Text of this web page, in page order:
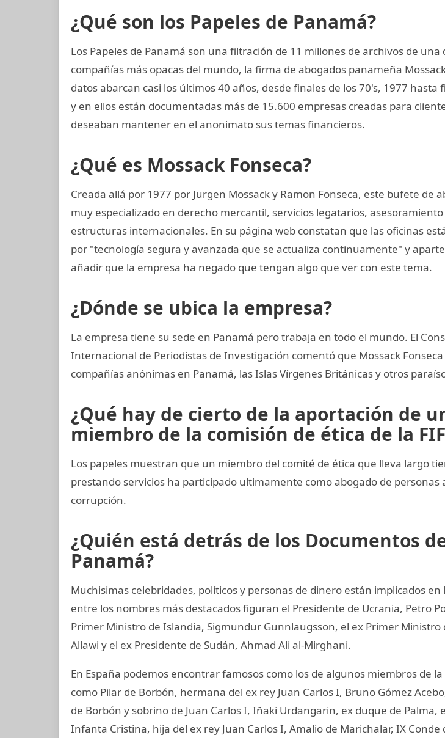
¿Qué son los Papeles de Panamá?
Los Papeles de Panamá son una filtración de 11 millones de archivos de una
compañías más opacas del mundo, la firma de abogados panameña
datos abarcan casi los últimos 40 años, desde finales de los 70's, 1977 hasta
y en ellos están documentadas más de 15.600 empresas creadas para
deseaban mantener en el anonimato sus temas financieros.
¿Qué es Mossack Fonseca?
Creada allá por 1977 por Jurgen Mossack y Ramon Fonseca, este bufete de
muy especializado en derecho mercantil, servicios legatarios,
estructuras internacionales. En su página web constatan que las oficinas
por "tecnología segura y avanzada que se actualiza continuamente" y
añadir que la empresa ha negado que tengan algo que ver con este tema.
¿Dónde se ubica la empresa?
La empresa tiene su sede en Panamá pero trabaja en todo el mundo. El
Internacional de Periodistas de Investigación comentó que Mossack
compañías anónimas en Panamá, las Islas Vírgenes Británicas y otros
¿Qué hay de cierto de la aportación de
miembro de la comisión de ética de la
Los papeles muestran que un miembro del comité de ética que lleva largo
prestando servicios ha participado ultimamente como abogado de personas
corrupción.
¿Quién está detrás de los Documentos
Panamá?
Muchisimas celebridades, políticos y personas de dinero están implicados
entre los nombres más destacados figuran el Presidente de Ucrania, Petro
Primer Ministro de Islandia, Sigmundur Gunnlaugsson, el ex Primer Ministro
Allawi y el ex Presidente de Sudán, Ahmad Ali al-Mirghani.
En España podemos encontrar famosos como los de algunos miembros de la
como Pilar de Borbón, hermana del ex rey Juan Carlos I, Bruno Gómez
de Borbón y sobrino de Juan Carlos I, Iñaki Urdangarin, ex duque de Palma,
Infanta Cristina, hija del ex rey Juan Carlos I, Amalio de Marichalar, IX Conde